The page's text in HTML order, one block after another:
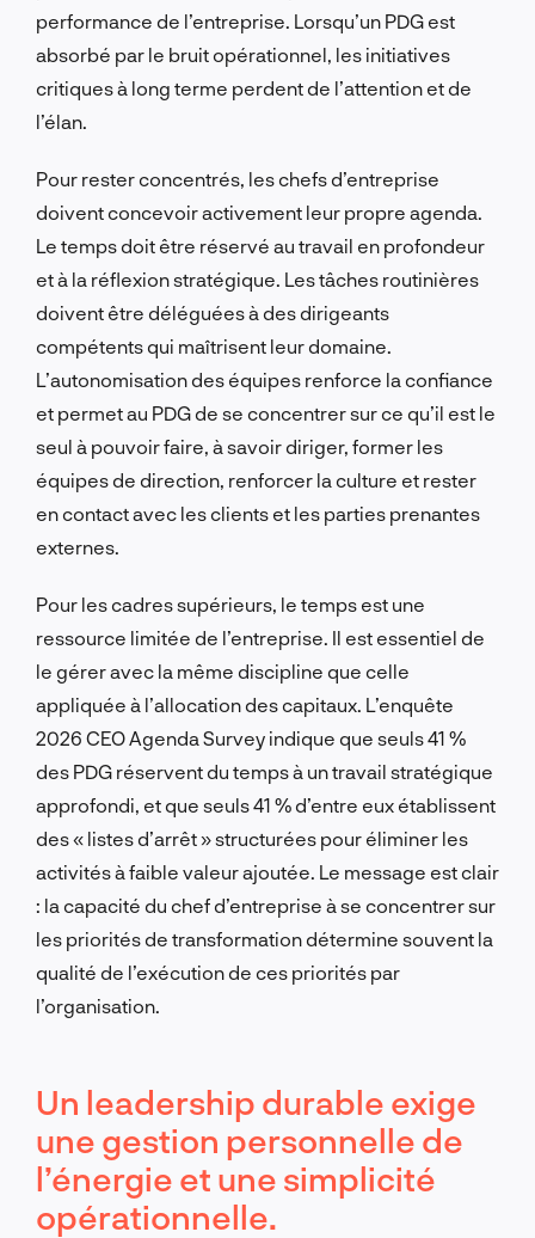
performance de l’entreprise. Lorsqu’un PDG est
absorbé par le bruit opérationnel, les initiatives
critiques à long terme perdent de l’attention et de
l’élan.
Pour rester concentrés, les chefs d’entreprise
doivent concevoir activement leur propre agenda.
Le temps doit être réservé au travail en profondeur
et à la réflexion stratégique. Les tâches routinières
doivent être déléguées à des dirigeants
compétents qui maîtrisent leur domaine.
L’autonomisation des équipes renforce la confiance
et permet au PDG de se concentrer sur ce qu’il est le
seul à pouvoir faire, à savoir diriger, former les
équipes de direction, renforcer la culture et rester
en contact avec les clients et les parties prenantes
externes.
Pour les cadres supérieurs, le temps est une
ressource limitée de l’entreprise. Il est essentiel de
le gérer avec la même discipline que celle
appliquée à l’allocation des capitaux. L’enquête
2026 CEO Agenda Survey indique que seuls 41 %
des PDG réservent du temps à un travail stratégique
approfondi, et que seuls 41 % d’entre eux établissent
des « listes d’arrêt » structurées pour éliminer les
activités à faible valeur ajoutée. Le message est clair
: la capacité du chef d’entreprise à se concentrer sur
les priorités de transformation détermine souvent la
qualité de l’exécution de ces priorités par
l’organisation.
Un leadership durable exige
une gestion personnelle de
l’énergie et une simplicité
opérationnelle.